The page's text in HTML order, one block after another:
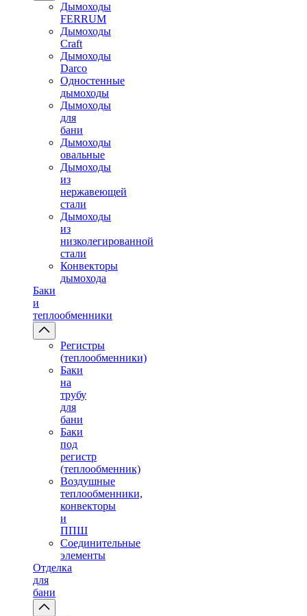
Дымоходы
FERRUM
Дымоходы
Craft
Дымоходы
Darco
Одностенные
дымоходы
Дымоходы
для
бани
Дымоходы
овальные
Дымоходы
из
нержавеющей
стали
Дымоходы
из
низколегированной
стали
Конвекторы
дымохода
Баки
и
теплообменники
Регистры
(теплообменники)
Баки
на
трубу
для
бани
Баки
под
регистр
(теплообменник)
Воздушные
теплообменники,
конвекторы
и
ППШ
Соединительные
элементы
Отделка
для
бани